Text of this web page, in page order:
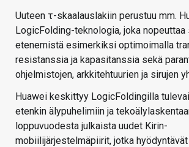
Uuteen τ-skaalauslakiin perustuu mm.
LogicFolding-teknologia, joka nopeuttaa
etenemistä esimerkiksi optimoimalla
resistanssia ja kapasitanssia sekä
ohjelmistojen, arkkitehtuurien ja sirujen
Huawei keskittyy LogicFoldingilla
etenkin älypuhelimiin ja
loppuvuodesta julkaista uudet Kirin-
mobiilijärjestelmäpiirit, jotka